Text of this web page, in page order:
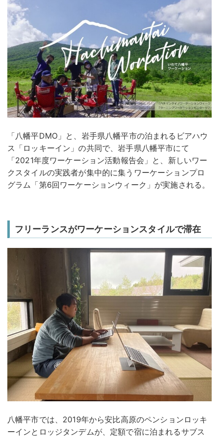
「八幡平DMO」と、岩手県八幡平市の泊まれるビアハウ
ス「ロッキーイン」の共同で、岩手県八幡平市にて
「2021年度ワーケーション活動報告会」と、新しいワー
クスタイルの実践者が集中的に集うワーケーションプロ
グラム「第6回ワーケーションウィーク」が実施される。
フリーランスがワーケーションスタイルで滞在
八幡平市では、2019年から安比高原のペンションロッキ
ーインとロッジタンデムが、定額で宿に泊まれるサブス